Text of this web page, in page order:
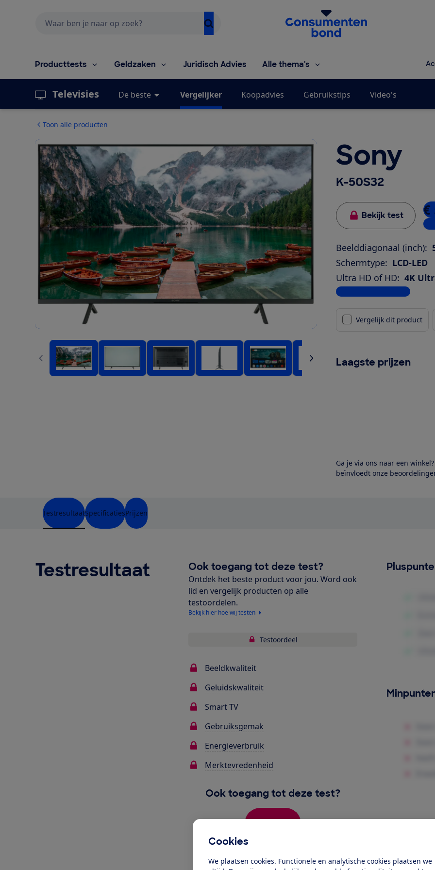
Cookies
We plaatsen cookies. Functionele en analytische cookies plaatsen we
Homepage van de Consumentenbond
Producttests Geldzaken Juridisch Advies Alle thema's
Televisies De beste Vergelijker Koopadvies Gebruikstips Video's
Toon alle producten
Sony
K-50S32
Bekijk test €
3
Beelddiagonaal (inch):
Schermtype: LCD-LED
Ultra HD of HD: 4K
Bekijk alle specificaties
Vergelijk dit product
Laagste prijzen
Ga je via ons naar een
beïnvloedt onze
TestresultaatSpecificatiesPrijzen
Testresultaat Ook toegang tot deze test?
Ontdek het beste product voor jou. Word ook
lid en vergelijk producten op alle
testoordelen.
Bekijk hier hoe wij testen
Testoordeel
Beeldkwaliteit
Geluidskwaliteit
Smart TV
Gebruiksgemak
Energieverbruik
Merktevredenheid
Ook toegang tot deze test?